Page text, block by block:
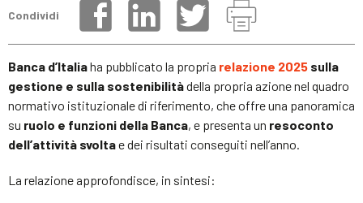
Condividi
Banca d’Italiaha pubblicato la propria relazione 2025 sulla
gestione e sulla sostenibilitàdella propria azione nel quadro
normativo istituzionale di riferimento, che offre una panoramica
su ruolo e funzioni della Banca, e presenta un resoconto
dell’attività svoltae dei risultati conseguiti nell’anno.
La relazione approfondisce, in sintesi: